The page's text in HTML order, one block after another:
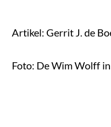
Artikel: Gerrit J. de
Foto: De Wim Wolff